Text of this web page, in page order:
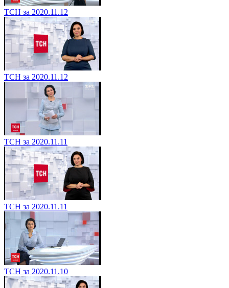
ТСН за 2020.11.12
ТСН за 2020.11.12
ТСН за 2020.11.11
ТСН за 2020.11.11
ТСН за 2020.11.10